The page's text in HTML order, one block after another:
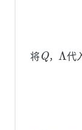
将 ， 代